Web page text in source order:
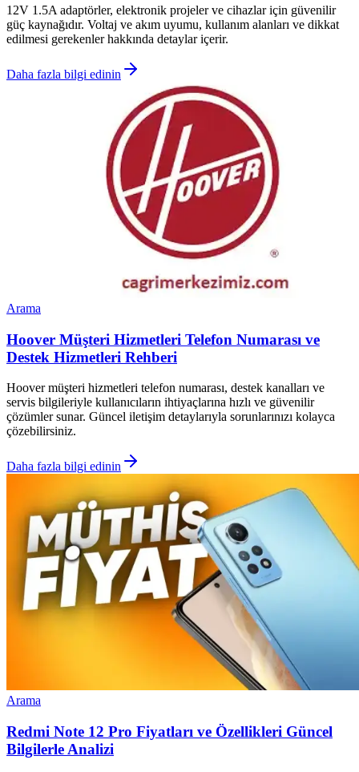
12V 1.5A adaptörler, elektronik projeler ve cihazlar için güvenilir
güç kaynağıdır. Voltaj ve akım uyumu, kullanım alanları ve dikkat
edilmesi gerekenler hakkında detaylar içerir.
Daha fazla bilgi edinin
Arama
Hoover Müşteri Hizmetleri Telefon Numarası ve
Destek Hizmetleri Rehberi
Hoover müşteri hizmetleri telefon numarası, destek kanalları ve
servis bilgileriyle kullanıcıların ihtiyaçlarına hızlı ve güvenilir
çözümler sunar. Güncel iletişim detaylarıyla sorunlarınızı kolayca
çözebilirsiniz.
Daha fazla bilgi edinin
Arama
Redmi Note 12 Pro Fiyatları ve Özellikleri Güncel
Bilgilerle Analizi